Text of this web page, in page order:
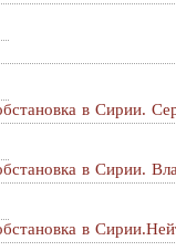
в Сирии.
в Сирии.
в